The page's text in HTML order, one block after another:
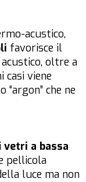
acustico,
favorisce il
oltre a
casi viene
che ne
vetri a bassa
pellicola
luce ma non